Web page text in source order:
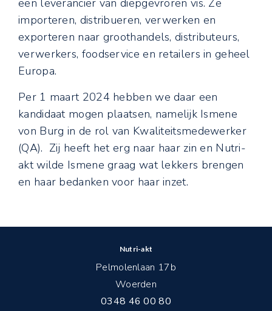
een leverancier van diepgevroren vis. Ze
importeren, distribueren, verwerken en
exporteren naar groothandels, distributeurs,
verwerkers, foodservice en retailers in geheel
Europa.
Per 1 maart 2024 hebben we daar een
kandidaat mogen plaatsen, namelijk Ismene
von Burg in de rol van Kwaliteitsmedewerker
(QA). Zij heeft het erg naar haar zin en Nutri-
akt wilde Ismene graag wat lekkers brengen
en haar bedanken voor haar inzet.
Nutri-akt
Pelmolenlaan 17b
Woerden
0348 46 00 80